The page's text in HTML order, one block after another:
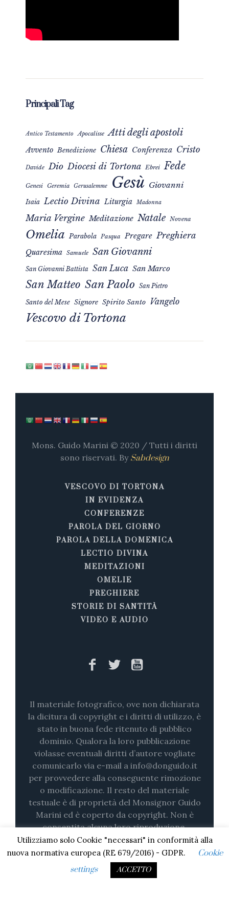
Principali Tag
Antico Testamento Apocalisse Atti degli apostoli
Avvento Benedizione Chiesa Conferenza Cristo
Davide Dio Diocesi di Tortona Ebrei Fede
Genesi Geremia Gerusalemme Gesù Giovanni
Isaia Lectio Divina Liturgia Madonna
Maria Vergine Meditazione Natale Novena
Omelia Parabola Pasqua Pregare Preghiera
Quaresima Samuele San Giovanni
San Giovanni Battista San Luca San Marco
San Matteo San Paolo San Pietro
Santo del Mese Signore Spirito Santo Vangelo
Vescovo di Tortona
Mons. Guido Marini © 2020 / Tutti i diritti
sono riservati. By Sabdesign
VESCOVO DI TORTONA
IN EVIDENZA
CONFERENZE
PAROLA DEL GIORNO
PAROLA DELLA DOMENICA
LECTIO DIVINA
MEDITAZIONI
OMELIE
PREGHIERE
STORIE DI SANTITÀ
VIDEO E AUDIO
Il materiale fotografico, ove non dichiarata
la dicitura di copyright e i diritti di utilizzo, è
stato in buona fede ritenuto di pubblico
dominio. Qualora la loro pubblicazione
violasse eventuali diritti d’autore vogliate
comunicarlo via e-mail a info@donguido.it
per provvedere alla conseguente rimozione
o modificazione. Il resto del materiale
testuale è di proprietà del Monsignor Guido
Marini ed è coperto da copyright. Non è
consentita alcuna loro riproduzione,
nemmeno parziale (su stampa o in digitale)
senza il consenso esplicito.
Utilizziamo solo Cookie "necessari" in conformità alla
nuova normativa europea (RE 679/2016) - GDPR.
Cookie
settings
ACCETTO